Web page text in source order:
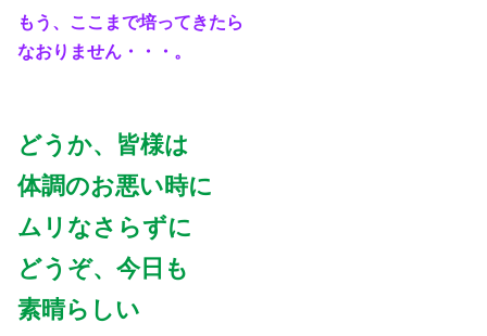
もう、ここまで培ってきたら
なおりません・・・。
どうか、皆様は
体調のお悪い時に
ムリなさらずに
どうぞ、今日も
素晴らしい